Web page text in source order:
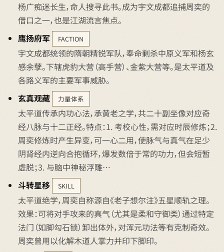
杨广痴迷长生，命人搜寻此书。成为宇文成都追捕周奕的
借口之一，也是江湖流言焦点。
鹰扬府军
FACTION
宇文成都统领的隋朝精锐军队，奉命剿杀中原义军和杨玄
感余孽。下辖虎豹大营（高手营）、金紫大营等。是太平道及
各路义军的主要军事威胁。
玄真观藏
力量体系
太平道传承内功心法，承黄老之学，共二十副坐像对应奇
经八脉与十二正经。特点：1. 考校心性，需对应时辰修炼；2.
周奕修炼时产生异变，可一心二用，使脉气与真气在足少
阴肾经内逆向合抱循环，爆发数倍于常的功力，但会短暂
虚脱；3. 与脑中神秘浮雕…
斗转星移
SKILL
太平道绝学，周奕自称源自《老子想尔注》五星顺轨之理。
效果：可将对手攻来的真气（尤其是柔和守御类）通过特定
法门（如脚勾石锁）卸出体外，对浑元功法等有克制奇效。
周奕曾用以化解木道人掌力并印下脚印。